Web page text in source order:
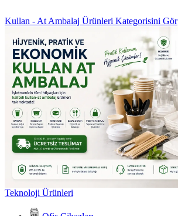
Kullan - At Ambalaj Ürünleri Kategorisini Gör
Teknoloji Ürünleri